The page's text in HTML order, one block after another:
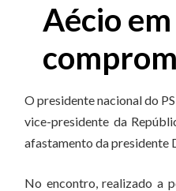
Aécio
O presidente nacional do
vice-presidente da
afastamento da presidente
No encontro, realizado a